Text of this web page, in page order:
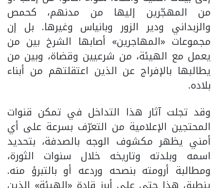
من المهجّرين إليها من مدنهم، كحمص
والزبداني ودير الزور وبانياس وغيرها. بل إن
مجموعات «المهاجرين» أصابها الشرخ بين من
يعمل مع الهيئة، من شرعيين وقضاة، وبين من
يطالبها بالإفراج عن الذين اعتقلتهم من أبناء
بلاده.
وقد تجلت آثار هذا التداخل في تمكن قنوات
المحتجين الإعلامية من التعرّف بسرعة على أي
أمني يظهر مكشوف الوجه بالصدفة، بتحديد
اسمه وبلدته وتاريخه خلال سنوات الثورة،
ومطالبة أرومته بنصحه وردعه أو بالتبرؤ منه.